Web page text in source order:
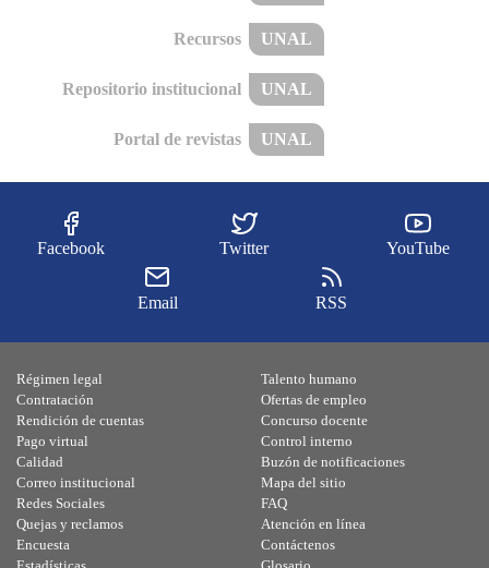
Recursos UNAL
Repositorio institucional UNAL
Portal de revistas UNAL
Facebook Twitter YouTube
Email RSS
Régimen legal
Contratación
Rendición de cuentas
Pago virtual
Calidad
Talento humano
Ofertas de empleo
Concurso docente
Control interno
Buzón de notificaciones
Correo institucional
Redes Sociales
Quejas y reclamos
Encuesta
Mapa del sitio
FAQ
Atención en línea
Contáctenos